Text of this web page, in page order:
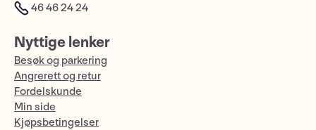
46 46 24 24
Nyttige lenker
Besøk og parkering
Angrerett og retur
Fordelskunde
Min side
Kjøpsbetingelser